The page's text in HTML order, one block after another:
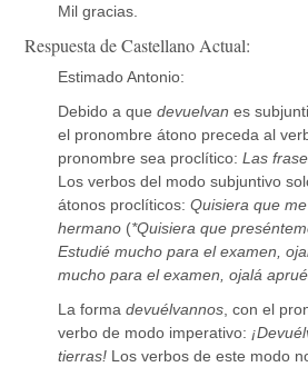
Mil gracias.
Respuesta de Castellano Actual:
Estimado Antonio:
Debido a quedevuelvanes
el pronombre átono preceda al
pronombre sea proclítico:Las
Los verbos del modo subjuntivo
átonos proclíticos:Quisiera que
hermano (*Quisiera que
Estudié mucho para el examen,
mucho para el examen, ojalá
La formadevuélvannos , con el
verbo de modo imperativo:
tierras! Los verbos de este modo